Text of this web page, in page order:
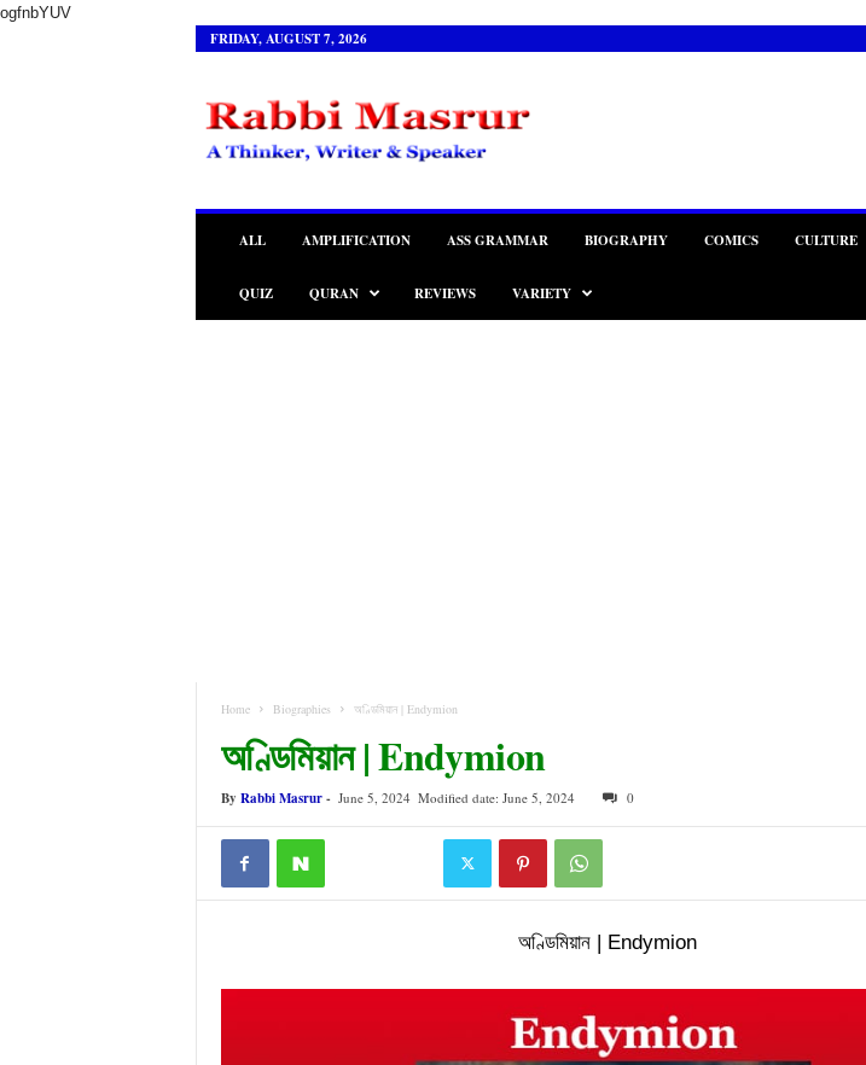
ogfnbYUV
FRIDAY, AUGUST 7, 2026
a
b
b
ALL AMPLIFICATION ASS GRAMMAR BIOGRAPHY COMICS CULTURE
QUIZ QURAN REVIEWS VARIETY
Home Biographies অণ্ডিমিয়ান | Endymion
অণ্ডিমিয়ান | Endymion
By Rabbi Masrur- June 5, 2024 Modified date: June 5, 2024 0
অণ্ডিমিয়ান | Endymion